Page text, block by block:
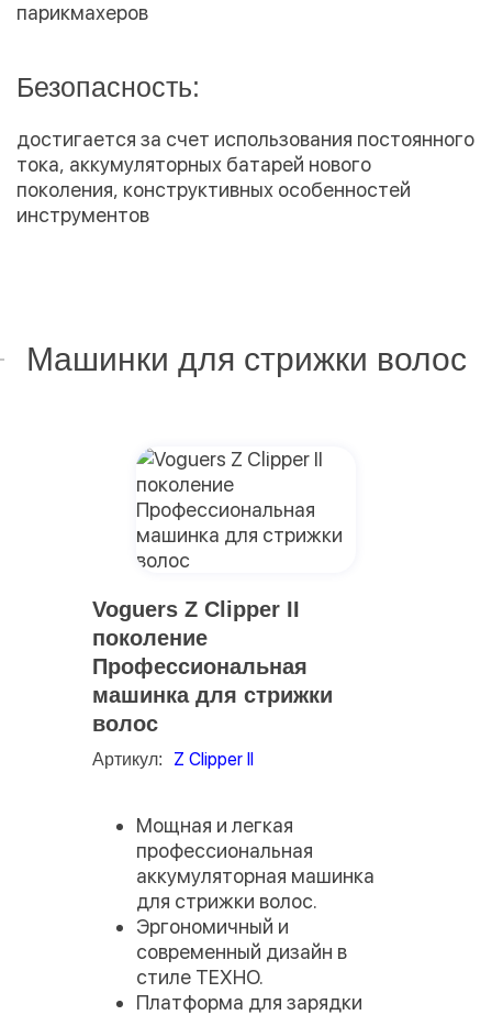
парикмахеров
Безопасность:
достигается за счет использования постоянного
тока, аккумуляторных батарей нового
поколения, конструктивных особенностей
инструментов
Машинки для стрижки волос
Voguers Z Clipper II
поколение
Профессиональная
машинка для стрижки
волос
Артикул: Z Clipper II
Мощная и легкая
профессиональная
аккумуляторная машинка
для стрижки волос.
Эргономичный и
современный дизайн в
стиле ТЕХНО.
Платформа для зарядки